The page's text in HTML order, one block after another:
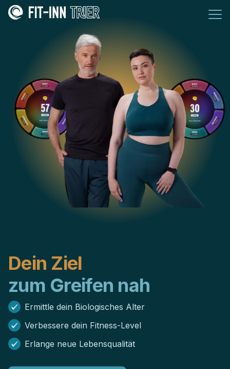
Dein Ziel
zum Greifen nah
Ermittle dein Biologisches Alter
Verbessere dein Fitness-Level
Erlange neue Lebensqualität